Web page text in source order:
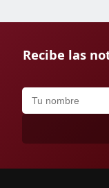
Recibe las